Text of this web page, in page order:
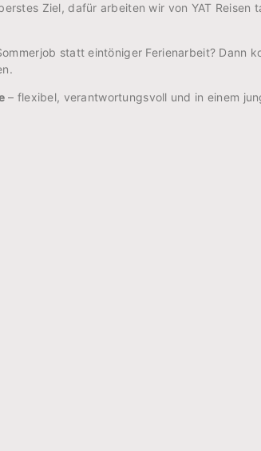
Ziel, dafür arbeiten wir von YAT
statt eintöniger Ferienarbeit? Dann
– flexibel, verantwortungsvoll und in einem